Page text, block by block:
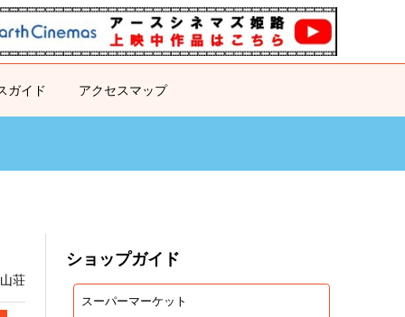
ガイド アクセスマップ
荘
ショップガイド
スーパーマーケット